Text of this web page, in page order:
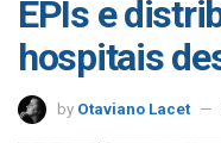
EPIs e
hospitais
by Otaviano Lacet